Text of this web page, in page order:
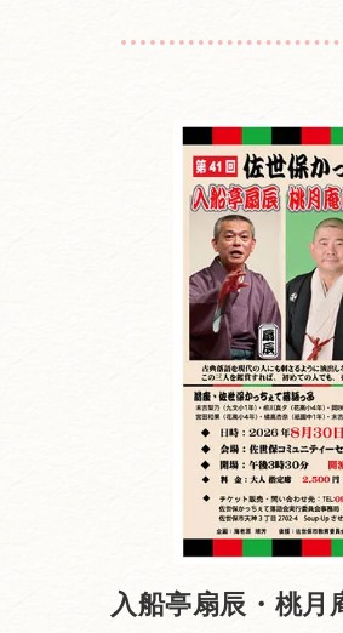
入船亭扇辰・桃月